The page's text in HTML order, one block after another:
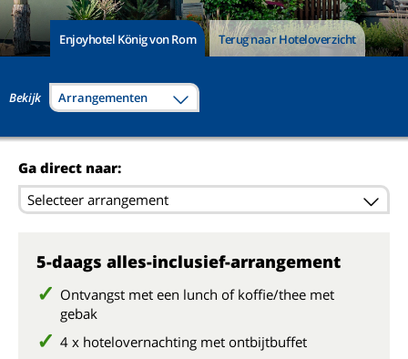
Enjoyhotel König von Rom Terug naar Hoteloverzicht
Bekijk Arrangementen
Ga direct naar:
Selecteer arrangement
5-daags alles-inclusief-arrangement
Ontvangst met een lunch of koffie/thee met
gebak
4 x hotelovernachting met ontbijtbuffet